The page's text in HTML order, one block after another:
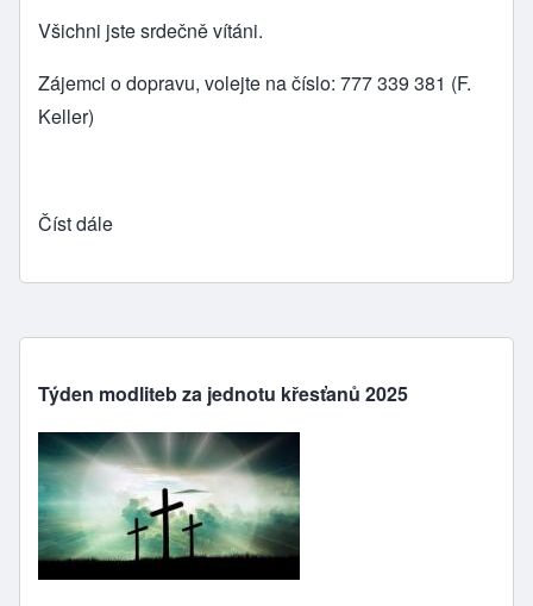
Všichni jste srdečně vítáni.
Zájemci o dopravu, volejte na číslo: 777 339 381 (F.
Keller)
Číst dále
Týden modliteb za jednotu křesťanů 2025